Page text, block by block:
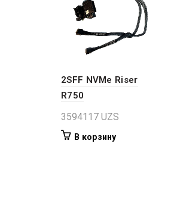
2SFF NVMe Riser
R750
3594117 UZS
В корзину